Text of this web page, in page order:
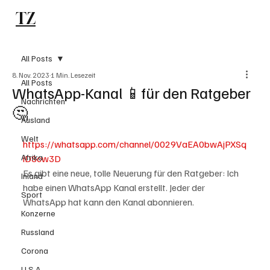
TZ
All Posts
Nachrichten
Ausland
Welt
Afrika
Inland
Sport
Konzerne
Russland
Corona
All Posts
WhatsApp-Kanal 📱für den Ratgeber
🤔
8. Nov. 2023 1 Min. Lesezeit
https://whatsapp.com/channel/0029VaEA0bwAjPXSq
iDScw3D
Es gibt eine neue, tolle Neuerung für den Ratgeber: Ich
habe einen WhatsApp Kanal erstellt. Jeder der
WhatsApp hat kann den Kanal abonnieren.